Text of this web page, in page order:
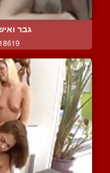
גבר
18619 צפיות